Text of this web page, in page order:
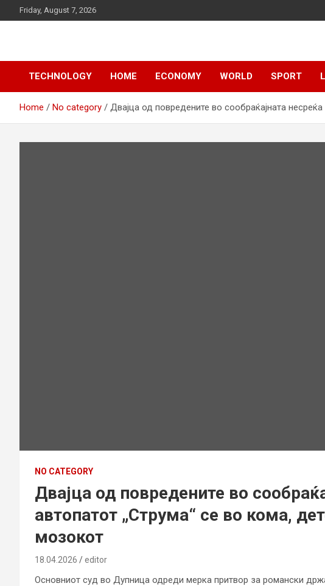
to
Friday, August 7, 2026
d7-news.com
TECHNOLOGY HOME ECONOMY WORLD SPORT
Home No category Двајца од повредените во сообраќајната
NO CATEGORY
Двајца од повредените во
автопатот „Струма“ се во кома,
мозокот
18.04.2026 editor
Основниот суд во Дупница одреди мерка притвор за романски